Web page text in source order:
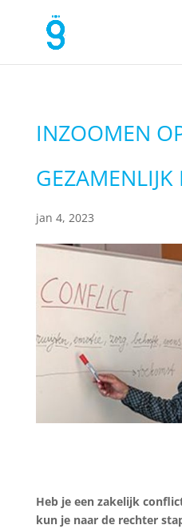
INZOOMEN
GEZAMENLIJK
jan 4, 2023
Heb je een zakelijk
kun je naar de rechter